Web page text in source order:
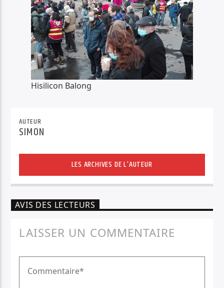
Hisilicon Balong
AUTEUR
SIMON
LES ARCHIVES DE L'AUTEUR
AVIS DES LECTEURS
LAISSER UN COMMENTAIRE